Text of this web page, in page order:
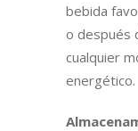
bebida
o después
cualquier
energético.